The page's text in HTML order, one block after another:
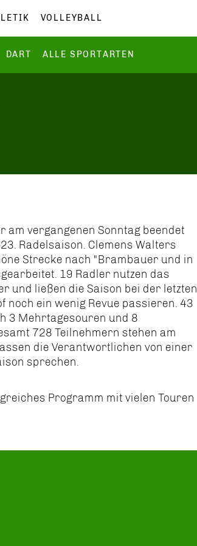
VOLLEYBALL
DART ALLE SPORTARTEN
am vergangenen Sonntag beendet
Radelsaison. Clemens Walters
Strecke nach "Brambauer und in
19 Radler nutzen das
und ließen die Saison bei der letzten
noch ein wenig Revue passieren. 43
3 Mehrtagesouren und 8
728 Teilnehmern stehen am
die Verantwortlichen von einer
sprechen.
Programm mit vielen Touren